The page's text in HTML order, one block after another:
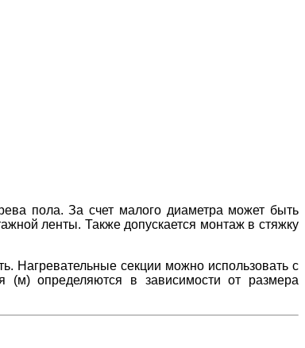
пола. За счет малого диаметра может быть
ленты. Также допускается монтаж в стяжку
Нагревательные секции можно использовать с
(м) определяются в зависимости от размера